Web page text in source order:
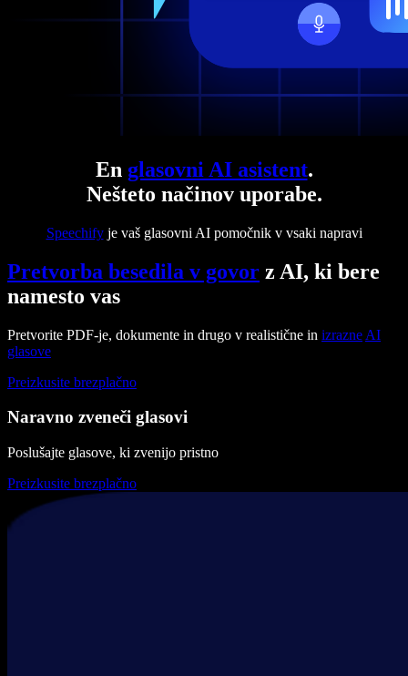
En glasovni AI asistent.
Nešteto načinov uporabe.
Speechifyje vaš glasovni AI pomočnik v vsaki napravi
Pretvorba besedila v govor z AI, ki bere
namesto vas
Pretvorite PDF-je, dokumente in drugo v realistične in izrazne AI
glasove
Preizkusite brezplačno
Naravno zveneči glasovi
Poslušajte glasove, ki zvenijo pristno
Preizkusite brezplačno